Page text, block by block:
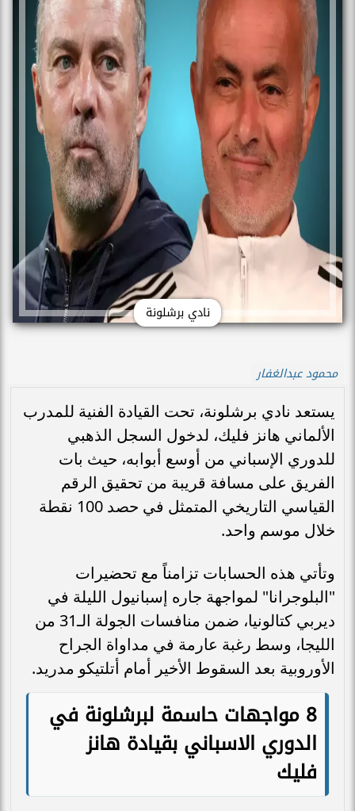
قائمة الفريق...
خوان بيزيرا يطلب الرحيل عن الزمالك.. وشباب الأهلي الإماراتي
يدخل بقوة في...
نادي برشلونة
محمود عبدالغفار
يستعد نادي برشلونة، تحت القيادة الفنية للمدرب
الألماني هانز فليك، لدخول السجل الذهبي
للدوري الإسباني من أوسع أبوابه، حيث بات
الفريق على مسافة قريبة من تحقيق الرقم
القياسي التاريخي المتمثل في حصد 100 نقطة
خلال موسم واحد.
وتأتي هذه الحسابات تزامناً مع تحضيرات
"البلوجرانا" لمواجهة جاره إسبانيول الليلة في
ديربي كتالونيا، ضمن منافسات الجولة الـ31 من
الليجا، وسط رغبة عارمة في مداواة الجراح
الأوروبية بعد السقوط الأخير أمام أتلتيكو مدريد.
8 مواجهات حاسمة لبرشلونة في
الدوري الاسباني بقيادة هانز
فليك